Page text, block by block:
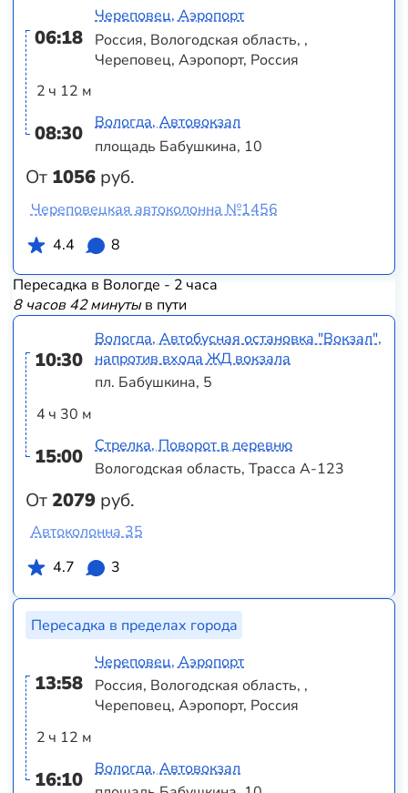
06:18
2 ч 12 м
08:30
От 1056 руб.
Череповец, Аэропорт
Россия, Вологодская область, ,
Череповец, Аэропорт, Россия
Вологда, Автовокзал
площадь Бабушкина, 10
Череповецкая автоколонна №1456
4.4
8
Пересадка в Вологде - 2 часа
8 часов 42 минутыв пути
10:30
4 ч 30 м
15:00
От2079 руб.
Вологда, Автобусная остановка "Вокзал",
напротив входа ЖД вокзала
пл. Бабушкина, 5
Стрелка, Поворот в деревню
Вологодская область, Трасса А-123
Автоколонна 35
4.7
3
Пересадка в пределах города
13:58
2 ч 12 м
16:10
Череповец, Аэропорт
Россия, Вологодская область, ,
Череповец, Аэропорт, Россия
Вологда, Автовокзал